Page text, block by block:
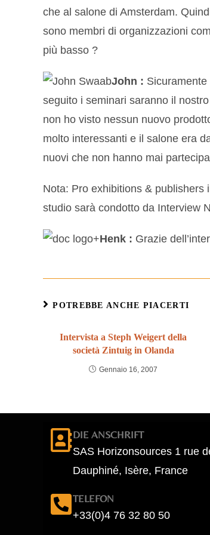
che al salone di Amsterdam.
sono membri di organizzazioni
più basso ?
John :
seguito i seminari saranno il
non ho visto nessun nuovo
molto interessanti e il salone era
nuovi che non hanno mai
Nota: Pro exhibitions &
studio sarà condotto da Interview
Henk : Grazie
POTREBBE ANCHE PIACERTI
Intervista a Steph Weigert della
società Zintuig in Olanda
Gennaio 16, 2007
DIE ANSCHRIFT
SAS Horizonsources 1 rue
Dauphiné, Isère, France
TELEFON
+33(0)4 76 32 80 50